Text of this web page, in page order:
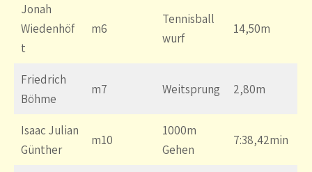
Jonah
Wiedenhöf
t
m6
Tennisball
wurf
14,50m
Friedrich
Böhme
m7 Weitsprung 2,80m
Isaac Julian
Günther
m10
1000m
Gehen
7:38,42min